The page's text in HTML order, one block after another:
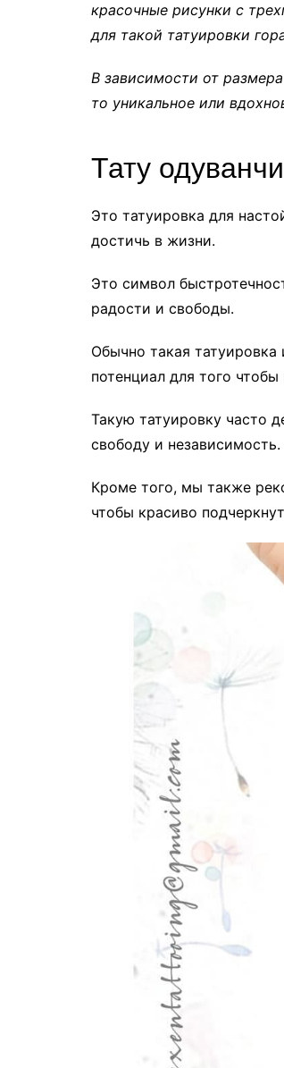
красочные рисунки с
для такой татуировки
В зависимости от
то уникальное или
Тату
Это татуировка для
достичь в жизни.
Это символ
радости и свободы.
Обычно такая
потенциал для того
Такую татуировку часто
свободу и независимость.
Кроме того, мы также
чтобы красиво